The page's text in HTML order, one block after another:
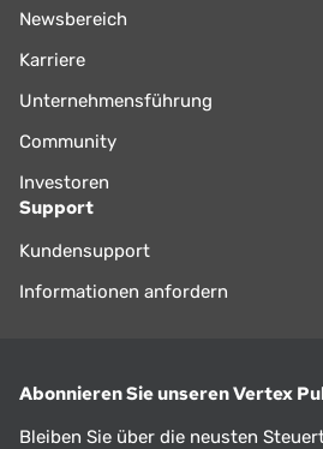
Newsbereich
Karriere
Unternehmensführung
Community
Investoren
Support
Kundensupport
Informationen anfordern
Abonnieren Sie unseren Vertex
Bleiben Sie über die neusten